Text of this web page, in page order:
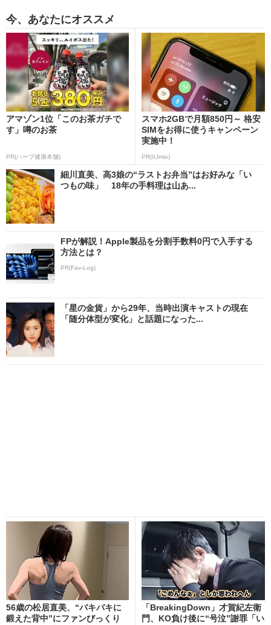
今、あなたにオススメ
アマゾン1位「このお茶ガチで
す」噂のお茶
PR(ハーブ健康本舗)
スマホ2GBで月額850円～ 格安
SIMをお得に使うキャンペーン
実施中！
PR(IIJmio)
細川直美、高3娘の“ラストお弁当”はお好みな「い
つもの味」 18年の手料理は山あ...
FPが解説！Apple製品を分割手数料0円で入手する
方法とは？
PR(Fav-Log)
「星の金貨」から29年、当時出演キャストの現在
「随分体型が変化」と話題になった...
56歳の松居直美、“バキバキに
鍛えた背中”にファンびっくり
「BreakingDown」才賀紀左衛
門、KO負け後に“号泣”謝罪「い